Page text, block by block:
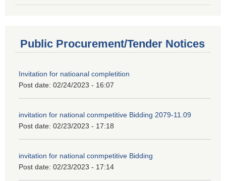
Public Procurement/Tender Notices
Invitation for natioanal completition
Post date: 02/24/2023 - 16:07
invitation for national conmpetitive Bidding 2079-11.09
Post date: 02/23/2023 - 17:18
invitation for national conmpetitive Bidding
Post date: 02/23/2023 - 17:14